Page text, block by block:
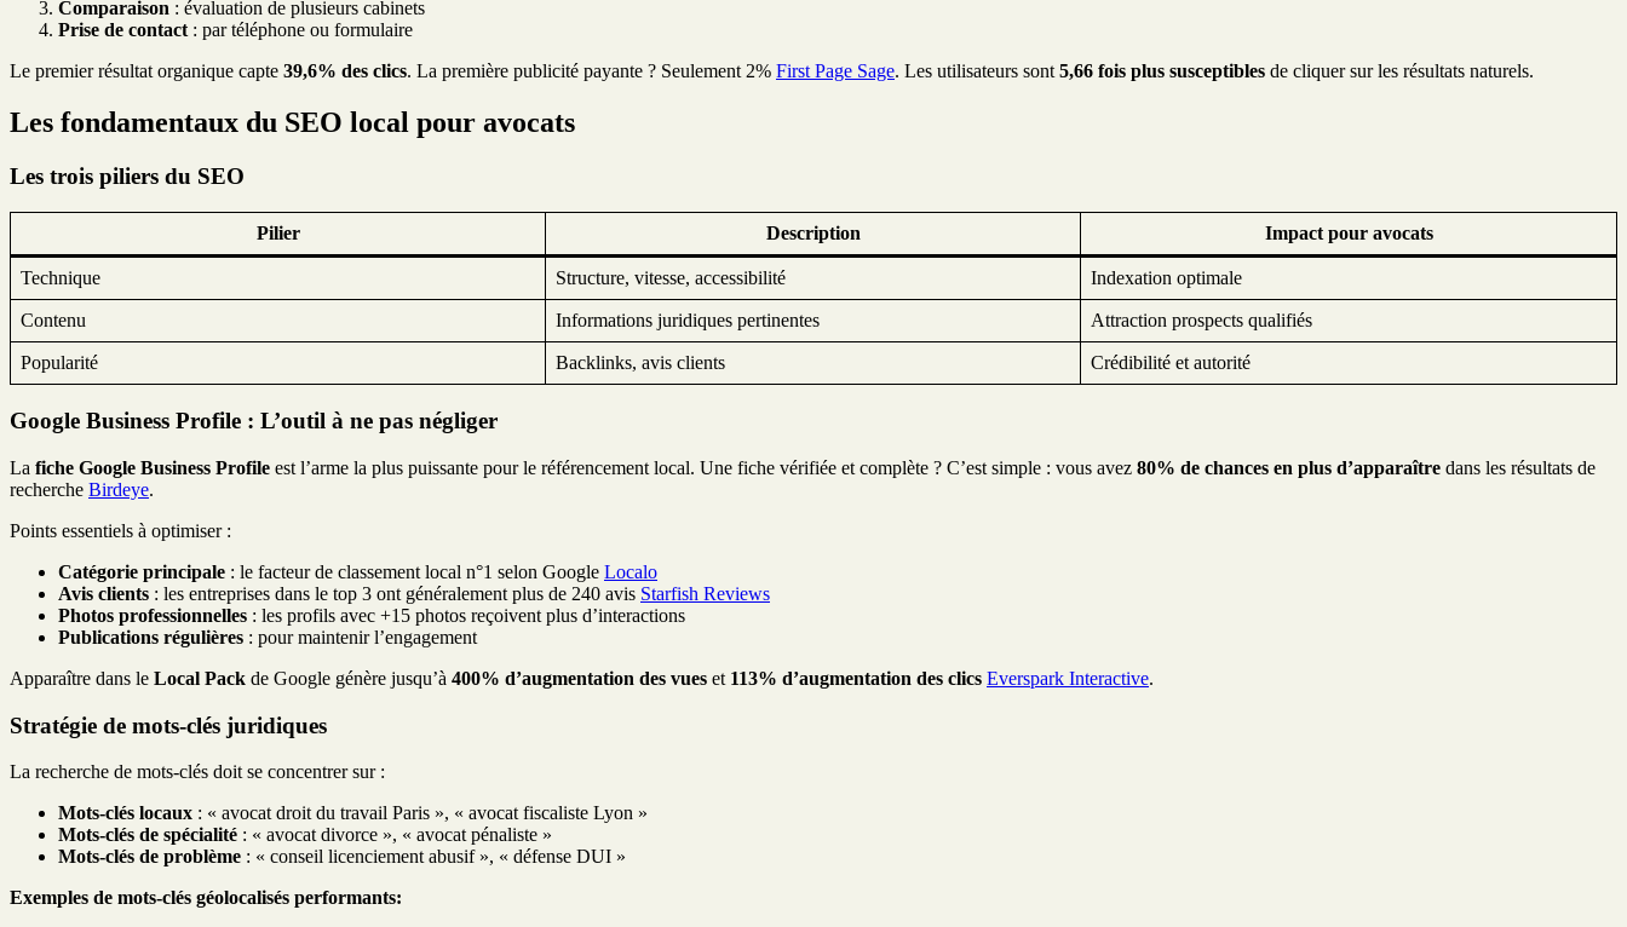
Comparaison : évaluation de plusieurs cabinets
Prise de contact : par téléphone ou formulaire
Le premier résultat organique capte 39,6% des clics. La première publicité payante ? Seulement 2% First Page Sage. Les utilisateurs sont 5,66 fois plus susceptibles de cliquer sur les résultats naturels.
Les fondamentaux du SEO local pour avocats
Les trois piliers du SEO
Pilier Description Impact pour avocats
Technique Structure, vitesse, accessibilité Indexation optimale
Contenu Informations juridiques pertinentes Attraction prospects qualifiés
Popularité Backlinks, avis clients Crédibilité et autorité
Google Business Profile : L’outil à ne pas négliger
La fiche Google Business Profile est l’arme la plus puissante pour le référencement local. Une fiche vérifiée et complète ? C’est simple : vous avez 80% de chances en plus d’apparaître dans les résultats de
recherche Birdeye.
Points essentiels à optimiser :
Catégorie principale : le facteur de classement local n°1 selon Google Localo
Avis clients : les entreprises dans le top 3 ont généralement plus de 240 avis Starfish Reviews
Photos professionnelles : les profils avec +15 photos reçoivent plus d’interactions
Publications régulières : pour maintenir l’engagement
Apparaître dans le Local Pack de Google génère jusqu’à 400% d’augmentation des vues et 113% d’augmentation des clics Everspark Interactive.
Stratégie de mots-clés juridiques
La recherche de mots-clés doit se concentrer sur :
Mots-clés locaux : « avocat droit du travail Paris », « avocat fiscaliste Lyon »
Mots-clés de spécialité : « avocat divorce », « avocat pénaliste »
Mots-clés de problème : « conseil licenciement abusif », « défense DUI »
Exemples de mots-clés géolocalisés performants: